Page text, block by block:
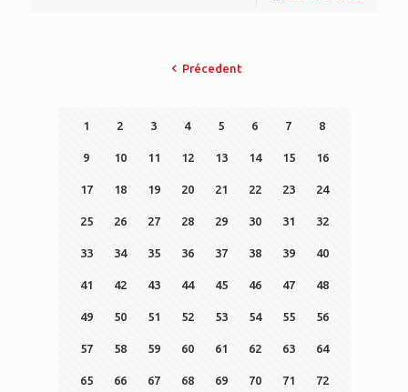
Précedent
1 2 3 4 5 6 7 8
9 10 11 12 13 14 15 16
17 18 19 20 21 22 23 24
25 26 27 28 29 30 31 32
33 34 35 36 37 38 39 40
41 42 43 44 45 46 47 48
49 50 51 52 53 54 55 56
57 58 59 60 61 62 63 64
65 66 67 68 69 70 71 72